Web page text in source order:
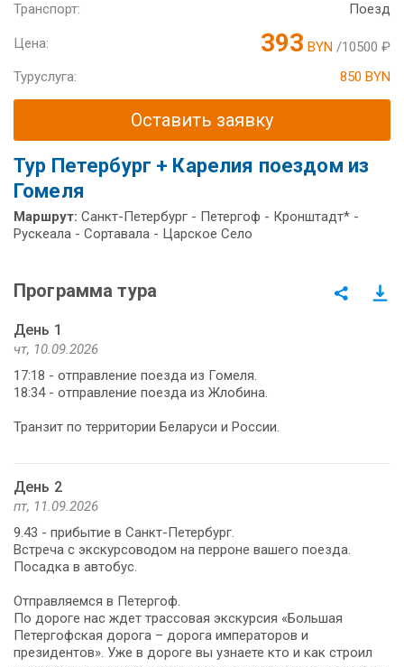
Транспорт:
Поезд
Цена: 393 BYN /10500 ₽
Туруслуга:
850 BYN
Оставить заявку
Тур Петербург + Карелия поездом из
Гомеля
Маршрут: Санкт-Петербург - Петергоф - Кронштадт* -
Рускеала - Сортавала - Царское Село
Программа тура
День 1
чт, 10.09.2026
17:18 - отправление поезда из Гомеля.
18:34 - отправление поезда из Жлобина.
Транзит по территории Беларуси и России.
День 2
пт, 11.09.2026
9.43 - прибытие в Санкт-Петербург.
Встреча с экскурсоводом на перроне вашего поезда.
Посадка в автобус.
Отправляемся в Петергоф.
По дороге нас ждет трассовая экскурсия «Большая
Петергофская дорога – дорога императоров и
президентов». Уже в дороге вы узнаете кто и как строил